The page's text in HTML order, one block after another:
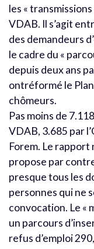
les «
VDAB. Il s’agit
des demandeurs
le cadre du «
depuis deux ans
ontréformé le
chômeurs.
Pas moins de
VDAB, 3.685 par
Forem. Le rapport
propose par
presque tous les
personnes qui ne
convocation. Le «
un parcours
refus d’emploi